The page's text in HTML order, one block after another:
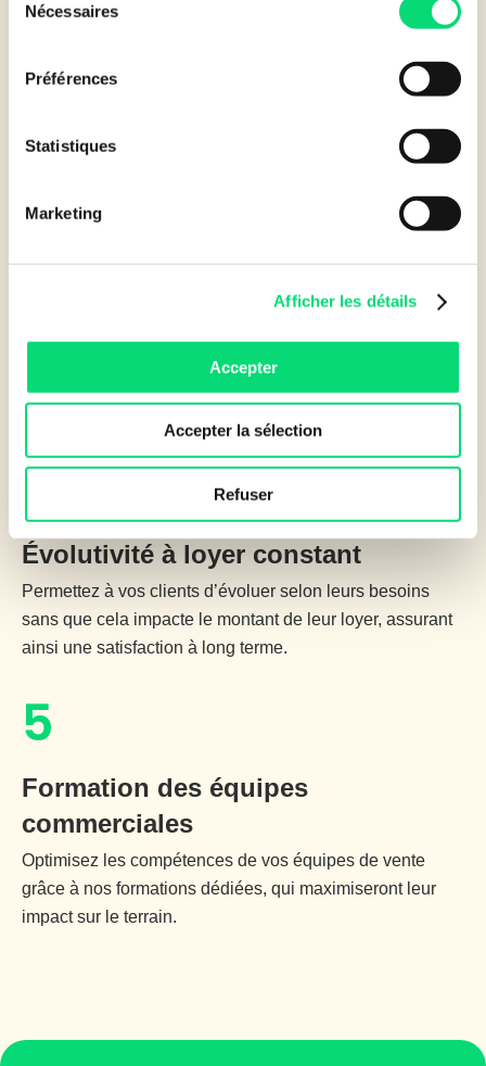
Nécessaires
Préférences
Statistiques
Marketing
Afficher les détails
Accepter
Accepter la sélection
Refuser
3
Proposez à vos clients des solutions de financement
4
Évolutivité à loyer constant
Permettez à vos clients d’évoluer selon leurs besoins
sans que cela impacte le montant de leur loyer, assurant
ainsi une satisfaction à long terme.
5
Formation des équipes
commerciales
Optimisez les compétences de vos équipes de vente
grâce à nos formations dédiées, qui maximiseront leur
impact sur le terrain.